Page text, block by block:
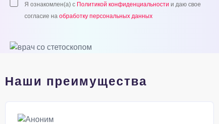
Я ознакомлен(а) с Политикой конфиденциальности и даю свое
согласие на обработку персональных данных
Наши преимущества